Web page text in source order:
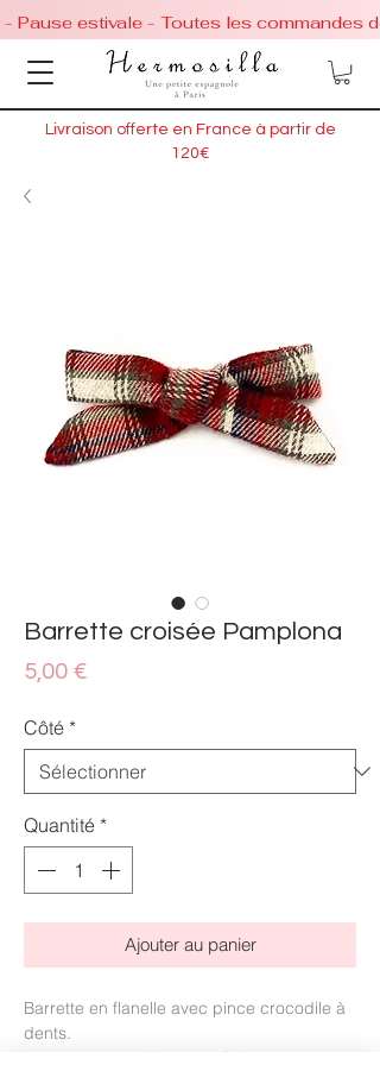
- Pause estivale - Toutes les commandes
Livraison offerte en France à partir de
120€
Barrette croisée Pamplona
5,00 €Prix
Côté *
Quantité *
Ajouter au panier
Barrette en flanelle avec pince crocodile à
dents.
Intemporel et original à la fois, ce modèle